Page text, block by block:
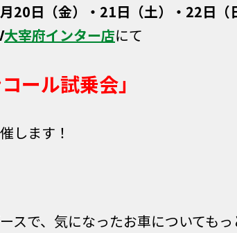
20日（金）・21日（土）・22日（
大宰府インター店にて
コール試乗会」
します！
スで、気になったお車についても